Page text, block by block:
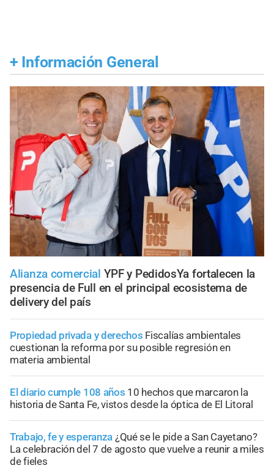
+ Información General
Alianza comercial YPF y PedidosYa fortalecen la
presencia de Full en el principal ecosistema de
delivery del país
Propiedad privada y derechos Fiscalías ambientales
cuestionan la reforma por su posible regresión en
materia ambiental
El diario cumple 108 años 10 hechos que marcaron la
historia de Santa Fe, vistos desde la óptica de El Litoral
Trabajo, fe y esperanza ¿Qué se le pide a San Cayetano?
La celebración del 7 de agosto que vuelve a reunir a miles
de fieles